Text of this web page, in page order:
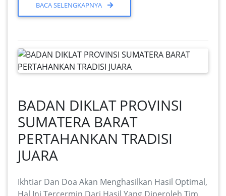
BACA SELENGKAPNYA
BADAN DIKLAT PROVINSI
SUMATERA BARAT
PERTAHANKAN TRADISI
JUARA
Ikhtiar Dan Doa Akan Menghasilkan Hasil Optimal,